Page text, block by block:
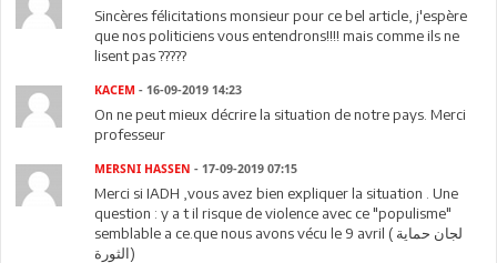
Sincères félicitations monsieur pour ce bel article, j'espère
que nos politiciens vous entendrons!!!! mais comme ils ne
lisent pas ?????
KACEM- 16-09-2019 14:23
On ne peut mieux décrire la situation de notre pays. Merci
professeur
MERSNI HASSEN - 17-09-2019 07:15
Merci si IADH ,vous avez bien expliquer la situation . Une
question : y a t il risque de violence avec ce "populisme"
semblable a ce.que nous avons vécu le 9 avril ( لجان حماية
الثورة)